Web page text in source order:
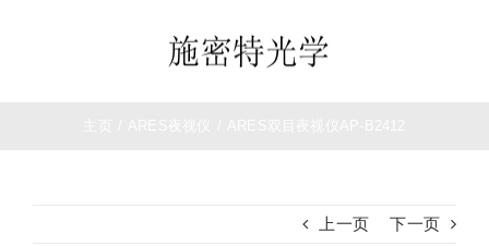
上一页 下一页